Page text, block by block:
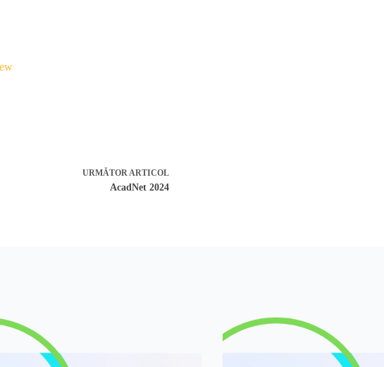
URMĂTORARTICOL
AcadNet 2024